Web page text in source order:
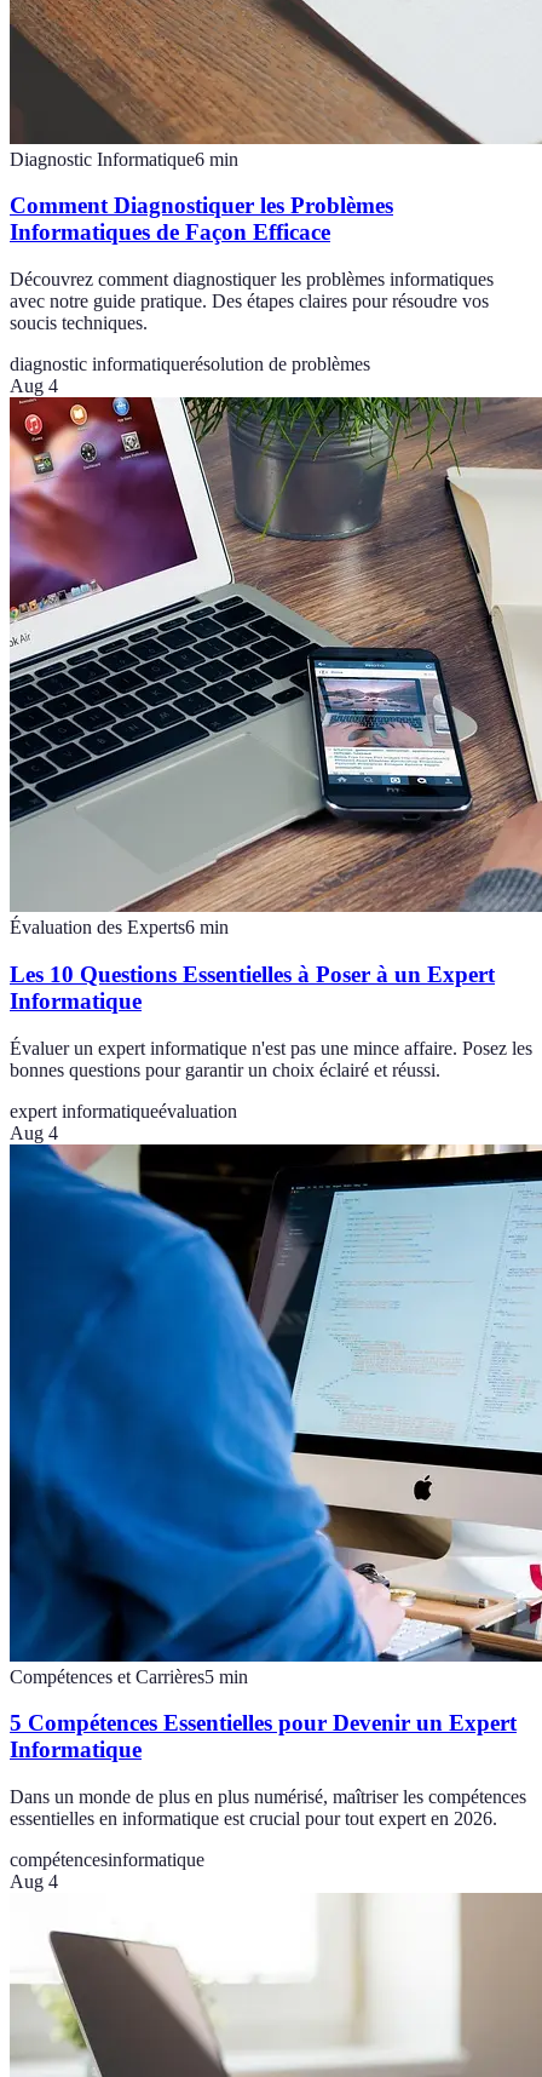
Diagnostic Informatique6 min
Comment Diagnostiquer les Problèmes
Informatiques de Façon Efficace
Découvrez comment diagnostiquer les problèmes informatiques
avec notre guide pratique. Des étapes claires pour résoudre vos
soucis techniques.
diagnostic informatiquerésolution de problèmes
Aug 4
Évaluation des Experts6 min
Les 10 Questions Essentielles à Poser à un Expert
Informatique
Évaluer un expert informatique n'est pas une mince affaire. Posez les
bonnes questions pour garantir un choix éclairé et réussi.
expert informatiqueévaluation
Aug 4
Compétences et Carrières5 min
5 Compétences Essentielles pour Devenir un Expert
Informatique
Dans un monde de plus en plus numérisé, maîtriser les compétences
essentielles en informatique est crucial pour tout expert en 2026.
compétencesinformatique
Aug 4